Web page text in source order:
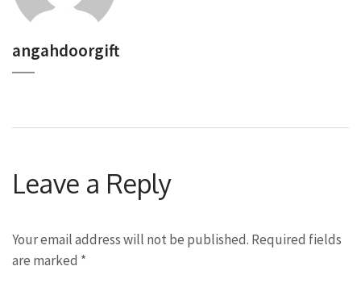
angahdoorgift
Leave a Reply
Your email address will not be published. Required fields
are marked *